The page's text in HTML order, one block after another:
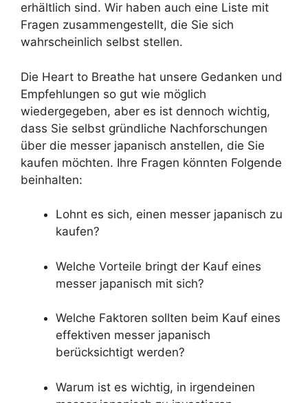
erhältlich sind. Wir haben auch eine Liste mit
Fragen zusammengestellt, die Sie sich
wahrscheinlich selbst stellen.
Die Heart to Breathe hat unsere Gedanken und
Empfehlungen so gut wie möglich
wiedergegeben, aber es ist dennoch wichtig,
dass Sie selbst gründliche Nachforschungen
über die messer japanisch anstellen, die Sie
kaufen möchten. Ihre Fragen könnten Folgende
beinhalten:
Lohnt es sich, einen messer japanisch zu
kaufen?
Welche Vorteile bringt der Kauf eines
messer japanisch mit sich?
Welche Faktoren sollten beim Kauf eines
effektiven messer japanisch
berücksichtigt werden?
Warum ist es wichtig, in irgendeinen